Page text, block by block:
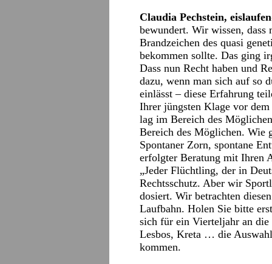
Claudia Pechstein,
bewundert. Wir wissen, dass
Brandzeichen des quasi
bekommen sollte. Das ging
Dass nun Recht haben und
dazu, wenn man sich auf so
einlässt – diese Erfahrung
Ihrer jüngsten Klage vor
lag im Bereich des
Bereich des Möglichen. Wie
Spontaner Zorn, spontane
erfolgter Beratung mit Ihren
„Jeder Flüchtling, der in
Rechtsschutz. Aber wir
dosiert. Wir betrachten
Laufbahn. Holen Sie bitte
sich für ein Vierteljahr an die
Lesbos, Kreta … die
kommen.